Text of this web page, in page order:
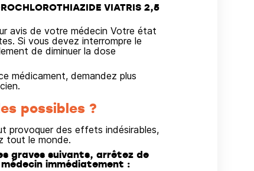
VIATRIS 2,5
avis de votre médecin Votre état
Si vous devez interrompre le
de diminuer la dose
médicament, demandez plus
possibles ?
provoquer des effets indésirables,
tout le monde.
graves suivants, arrêtez de
immédiatement :